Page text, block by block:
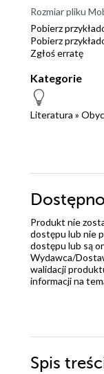
Rozmiar pliku
Pobierz
Pobierz
Zgłoś erratę
Kategorie
Literatura »
Produkt nie
dostępu lub nie
dostępu lub są
Wydawca/
walidacji
informacji na
Spis